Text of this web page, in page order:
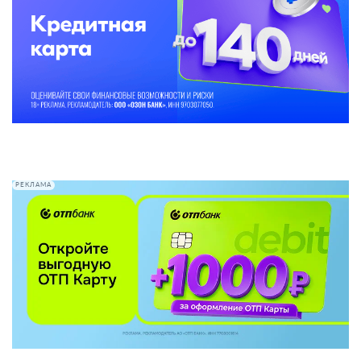
РЕКЛАМА
Читайте также:
Россиян планирует освободить от
НДФЛ: кому можно будет не платить
налог?